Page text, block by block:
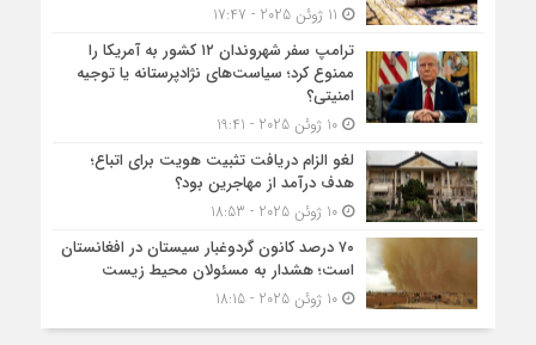
ترامپ سفر شهروندان ۱۲ کشور به آمریکا را
ممنوع کرد؛ سیاست‌های نژادپرستانه یا توجیه
امنیتی؟
10 ژوئن 2025 - 19:41
لغو الزام دریافت تثبیت هویت برای اتباع؛
هدف درآمد از مهاجرین بود؟
10 ژوئن 2025 - 18:53
۷۰ درصد کانون گردوغبار سیستان در افغانستان
است؛ هشدار به مسئولان محیط زیست
10 ژوئن 2025 - 18:15